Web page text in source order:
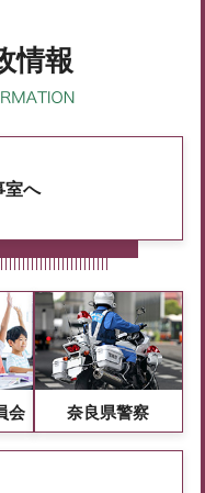
情報
室へ
会 奈良県警察